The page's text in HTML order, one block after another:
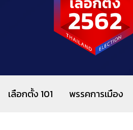
เลือกตั้ง 101 พรรคการเมือง